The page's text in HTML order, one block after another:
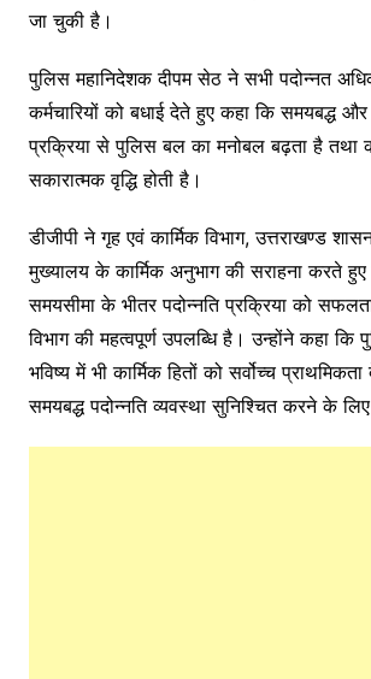
जा चुकी है।
पुलिस महानिदेशक दीपम सेठ ने सभी पदोन्नत
कर्मचारियों को बधाई देते हुए कहा कि समयबद्ध और
प्रक्रिया से पुलिस बल का मनोबल बढ़ता है तथा
सकारात्मक वृद्धि होती है।
डीजीपी ने गृह एवं कार्मिक विभाग, उत्तराखण्ड
मुख्यालय के कार्मिक अनुभाग की सराहना करते हुए
समयसीमा के भीतर पदोन्नति प्रक्रिया को
विभाग की महत्वपूर्ण उपलब्धि है। उन्होंने कहा कि
भविष्य में भी कार्मिक हितों को सर्वोच्च प्राथमिकता
समयबद्ध पदोन्नति व्यवस्था सुनिश्चित करने के लिए